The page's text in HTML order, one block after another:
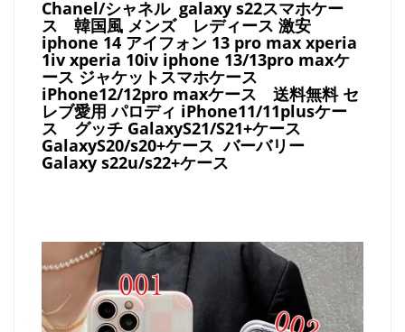
Chanel/シャネル galaxy s22スマホケー
ス 韓国風 メンズ レディース 激安
iphone 14 アイフォン 13 pro max xperia
1iv xperia 10iv iphone 13/13pro maxケ
ース ジャケットスマホケース
iPhone12/12pro maxケース 送料無料 セ
レブ愛用 パロディ iPhone11/11plusケー
ス グッチ GalaxyS21/S21+ケース
GalaxyS20/s20+ケース バーバリー
Galaxy s22u/s22+ケース